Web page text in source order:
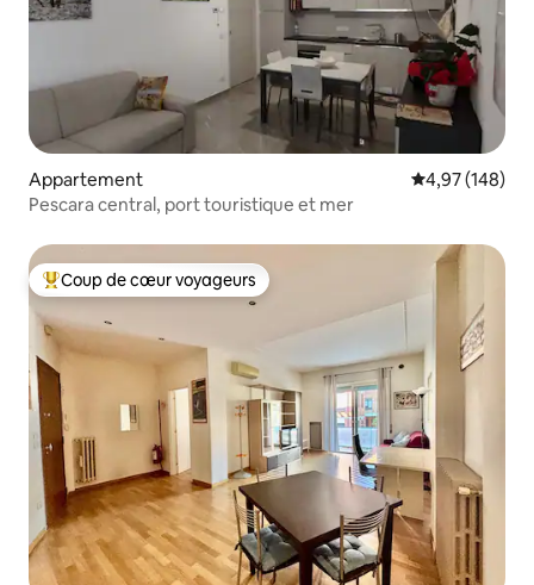
Appartement Évaluation
4,97 (148)
Pescara central, port touristique et mer
Coups de cœur voyageurs les plus appréciés
Coup de cœur voyageurs